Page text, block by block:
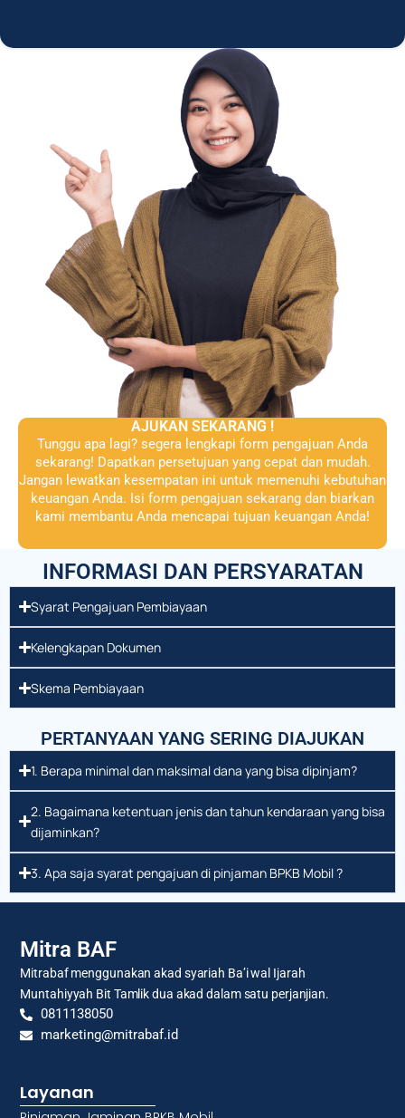
AJUKAN SEKARANG !
Tunggu apa lagi? segera lengkapi form pengajuan Anda
sekarang! Dapatkan persetujuan yang cepat dan mudah.
Jangan lewatkan kesempatan ini untuk memenuhi kebutuhan
keuangan Anda. Isi form pengajuan sekarang dan biarkan
kami membantu Anda mencapai tujuan keuangan Anda!
INFORMASI DAN PERSYARATAN
Syarat Pengajuan Pembiayaan
Kelengkapan Dokumen
Skema Pembiayaan
PERTANYAAN YANG SERING DIAJUKAN
1. Berapa minimal dan maksimal dana yang bisa dipinjam?
2. Bagaimana ketentuan jenis dan tahun kendaraan yang bisa
dijaminkan?
3. Apa saja syarat pengajuan di pinjaman BPKB Mobil ?
Mitra BAF
Mitrabaf menggunakan akad syariah Ba’i wal Ijarah
Muntahiyyah Bit Tamlik dua akad dalam satu perjanjian.
0811138050
marketing@mitrabaf.id
Layanan